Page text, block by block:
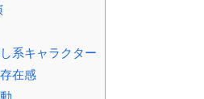
系キャラクター
在感